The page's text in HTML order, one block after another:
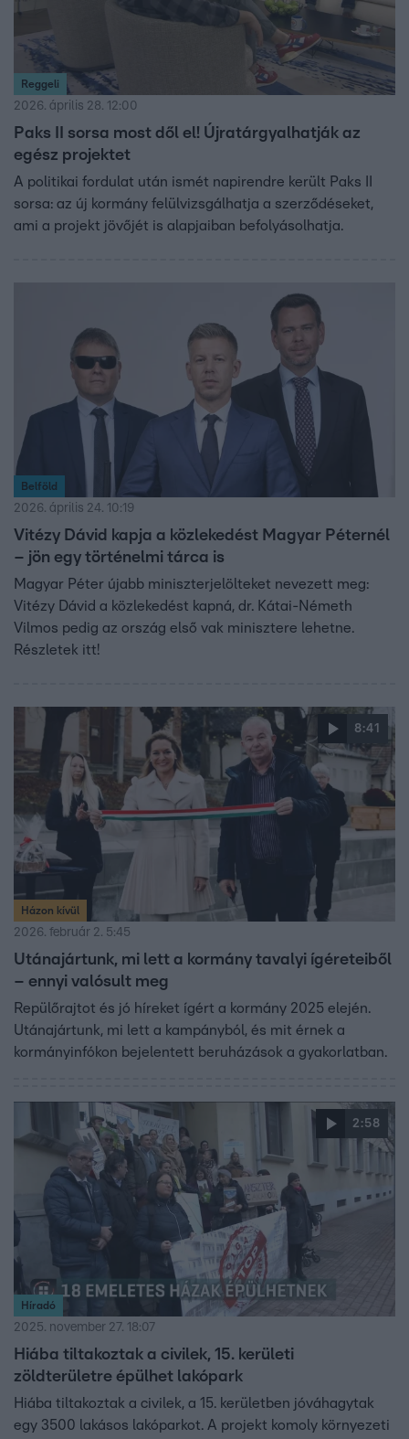
Reggeli
2026. április 28. 12:00
Paks II sorsa most dől el! Újratárgyalhatják az
egész projektet
A politikai fordulat után ismét napirendre került Paks II
sorsa: az új kormány felülvizsgálhatja a szerződéseket,
ami a projekt jövőjét is alapjaiban befolyásolhatja.
Belföld
2026. április 24. 10:19
Vitézy Dávid kapja a közlekedést Magyar Péternél
– jön egy történelmi tárca is
Magyar Péter újabb miniszterjelölteket nevezett meg:
Vitézy Dávid a közlekedést kapná, dr. Kátai-Németh
Vilmos pedig az ország első vak minisztere lehetne.
Részletek itt!
8:41
Házon kívül
2026. február 2. 5:45
Utánajártunk, mi lett a kormány tavalyi ígéreteiből
– ennyi valósult meg
Repülőrajtot és jó híreket ígért a kormány 2025 elején.
Utánajártunk, mi lett a kampányból, és mit érnek a
kormányinfókon bejelentett beruházások a gyakorlatban.
2:58
Híradó
2025. november 27. 18:07
Hiába tiltakoztak a civilek, 15. kerületi
zöldterületre épülhet lakópark
Hiába tiltakoztak a civilek, a 15. kerületben jóváhagytak
egy 3500 lakásos lakóparkot. A projekt komoly környezeti